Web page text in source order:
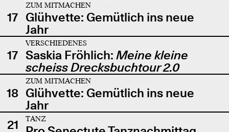
17
ZUM MITMACHEN
Glühvette: Gemütlich ins neue
Jahr
17
VERSCHIEDENES
Saskia Fröhlich: Meine kleine
scheiss Drecksbuchtour 2.0
18
ZUM MITMACHEN
Glühvette: Gemütlich ins neue
Jahr
21
TANZ